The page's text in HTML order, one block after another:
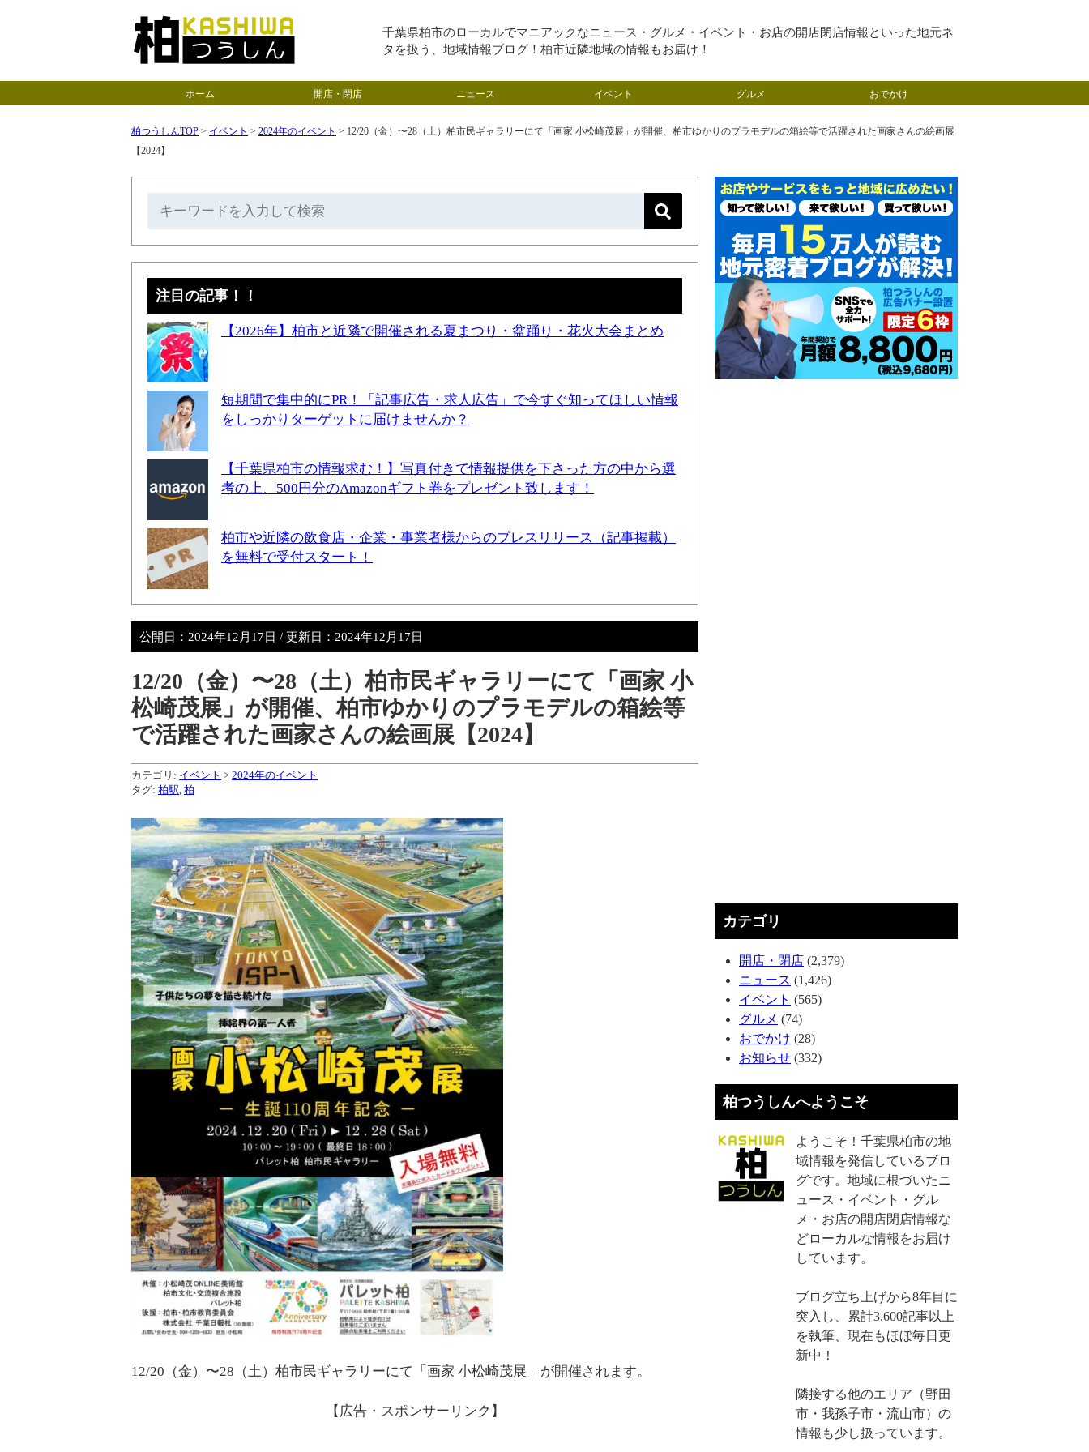
千葉県柏市のローカルでマニアックなニュース・グルメ・イベント・お店の開店閉店情報といった地元ネ
タを扱う、地域情報ブログ！柏市近隣地域の情報もお届け！
ホーム 開店・閉店 ニュース イベント グルメ おでかけ
柏つうしんTOP > イベント > 2024年のイベント > 12/20（金）〜28（土）柏市民ギャラリーにて「画家 小松崎茂展」が開催、柏市ゆかりのプラモデルの箱絵等で活躍された画家さんの絵画展
【2024】
注目の記事！！
【2026年】柏市と近隣で開催される夏まつり・盆踊り・花火大会まとめ
短期間で集中的にPR！「記事広告・求人広告」で今すぐ知ってほしい情報
をしっかりターゲットに届けませんか？
【千葉県柏市の情報求む！】写真付きで情報提供を下さった方の中から選
考の上、500円分のAmazonギフト券をプレゼント致します！
柏市や近隣の飲食店・企業・事業者様からのプレスリリース（記事掲載）
を無料で受付スタート！
公開日： 2024年12月17日 / 更新日： 2024年12月17日
12/20（金）〜28（土）柏市民ギャラリーにて「画家 小
松崎茂展」が開催、柏市ゆかりのプラモデルの箱絵等
で活躍された画家さんの絵画展【2024】
カテゴリ: イベント > 2024年のイベント
タグ: 柏駅 柏
12/20（金）〜28（土）柏市民ギャラリーにて「画家 小松崎茂展」が開催されます。
【広告・スポンサーリンク】
カテゴリ
開店・閉店 (2,379)
ニュース (1,426)
イベント (565)
グルメ (74)
おでかけ (28)
お知らせ (332)
柏つうしんへようこそ
ようこそ！千葉県柏市の地
域情報を発信しているブロ
グです。地域に根づいたニ
ュース・イベント・グル
メ・お店の開店閉店情報な
どローカルな情報をお届け
しています。
ブログ立ち上げから8年目に
突入し、累計3,600記事以上
を執筆、現在もほぼ毎日更
新中！
隣接する他のエリア（野田
市・我孫子市・流山市）の
情報も少し扱っています。